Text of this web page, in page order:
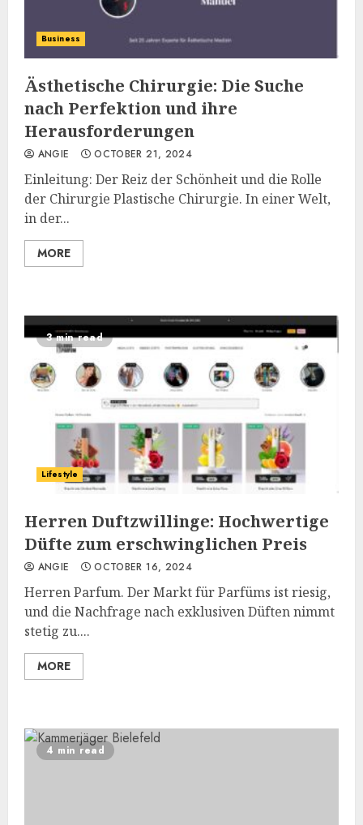
Business
Ästhetische Chirurgie: Die Suche
nach Perfektion und ihre
Herausforderungen
ANGIE OCTOBER 21, 2024
Einleitung: Der Reiz der Schönheit und die Rolle
der Chirurgie Plastische Chirurgie. In einer Welt,
in der...
MORE
3 min read
Lifestyle
Herren Duftzwillinge: Hochwertige
Düfte zum erschwinglichen Preis
ANGIE OCTOBER 16, 2024
Herren Parfum. Der Markt für Parfüms ist riesig,
und die Nachfrage nach exklusiven Düften nimmt
stetig zu....
MORE
4 min read